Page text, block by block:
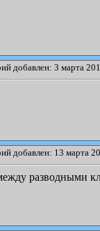
добавлен: 3 марта
добавлен: 13 марта
разводными